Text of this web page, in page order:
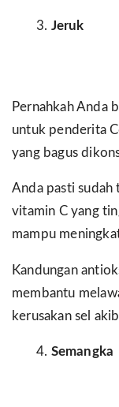
Jeruk
Pernahkah Anda
untuk penderita
yang bagus
Anda pasti sudah
vitamin C yang
mampu
Kandungan
membantu
kerusakan sel
Semangka